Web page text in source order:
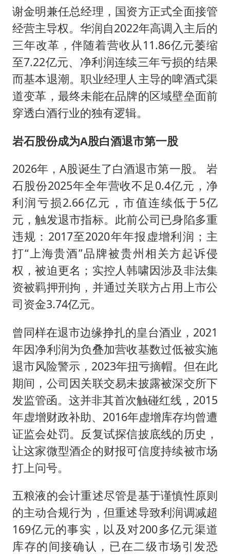
谢金明兼任总经理，国资方正式全面接管
经营主导权。华润自2022年高调入主后的
三年改革，伴随着营收从11.86亿元萎缩
至7.22亿元、净利润连续三年亏损的结果
而基本退潮。职业经理人主导的啤酒式渠
道变革，最终未能在品牌的区域壁垒面前
穿透白酒行业的独有逻辑。
岩石股份成为A股白酒退市第一股
2026年，A股诞生了白酒退市第一股。 岩
石股份2025年全年营收不足0.4亿元，净
利润亏损2.66亿元，市值连续低于5亿
元，触发退市指标。此前公司已身陷多重
违规：2017至2020年年报虚增利润；主
打“上海贵酒”品牌被贵州相关方起诉侵
权，被迫更名；实控人韩啸因涉及非法集
资被羁押刑拘，并通过关联方占用上市公
司资金3.74亿元。
曾同样在退市边缘挣扎的皇台酒业，2021
年因净利润为负叠加营收基数过低被实施
退市风险警示，2023年扭亏摘帽。但在此
期间，公司因关联交易未披露被深交所下
发监管函。这并非其首次触碰红线，2015
年虚增财政补助、2016年虚增库存均曾遭
证监会处罚。反复试探信披底线的历史，
让这家微型酒企的财报可信度持续被市场
打上问号。
五粮液的会计重述尽管是基于谨慎性原则
的主动合规行为，但重述导致利润调减超
169亿元的事实，以及对200多亿元渠道
库存的间接确认，已在二级市场引发恐